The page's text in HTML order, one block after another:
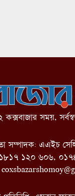
সময়,
সম্পাদক: এএইচ
১২০ ৬০৬,